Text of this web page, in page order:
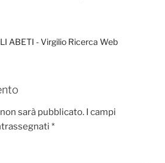
ABETI - Virgilio Ricerca Web
sarà pubblicato. I campi
*